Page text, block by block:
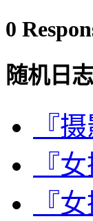
0
随机日志
『
『
『